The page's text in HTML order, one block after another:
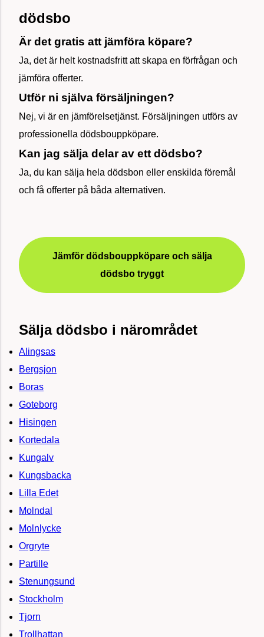
dödsbo
Är det gratis att jämföra köpare?
Ja, det är helt kostnadsfritt att skapa en förfrågan och
jämföra offerter.
Utför ni själva försäljningen?
Nej, vi är en jämförelsetjänst. Försäljningen utförs av
professionella dödsbouppköpare.
Kan jag sälja delar av ett dödsbo?
Ja, du kan sälja hela dödsbon eller enskilda föremål
och få offerter på båda alternativen.
Jämför dödsbouppköpare och sälja
dödsbo tryggt
Sälja dödsbo i närområdet
Alingsas
Bergsjon
Boras
Goteborg
Hisingen
Kortedala
Kungalv
Kungsbacka
Lilla Edet
Molndal
Molnlycke
Orgryte
Partille
Stenungsund
Stockholm
Tjorn
Trollhattan